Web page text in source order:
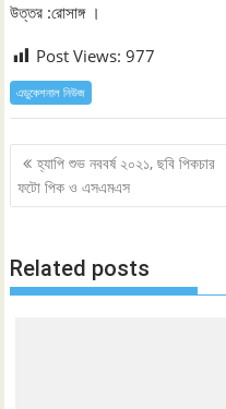
উত্তর :রোসাঙ্গ ।
Post Views: 977
এডুকেশনাল নিউজ
Post
navigation
হ্যাপি শুভ নববর্ষ ২০২১, ছবি পিকচার
ফটো পিক ও এসএমএস
Related posts